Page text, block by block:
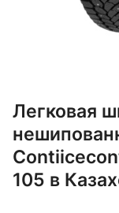
Легковая
105 в